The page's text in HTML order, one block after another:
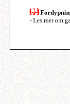
- Les mer om